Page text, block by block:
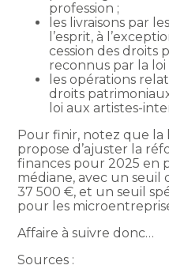
profession ;
les livraisons par
l’esprit, à
cession des droits
reconnus par la loi
les opérations
droits
loi aux artistes-
Pour finir, notez que la
propose d’ajuster la
finances pour 2025 en
médiane, avec un seuil
37 500 €, et un seuil
pour les
Affaire à suivre donc…
Sources :